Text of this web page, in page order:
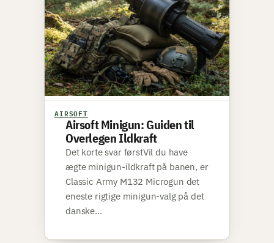
AIRSOFT
Airsoft Minigun: Guiden til
Overlegen Ildkraft
Det korte svar førstVil du have
ægte minigun-ildkraft på banen, er
Classic Army M132 Microgun det
eneste rigtige minigun-valg på det
danske…